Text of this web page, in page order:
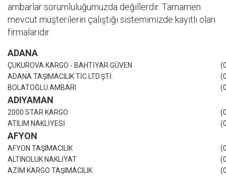
ambarlar sorumluluğumuzda değillerdir. Tamamen
mevcut müşterilerin çalıştığı sistemimizde kayıtlı olan
firmalarıdır.
ADANA
ÇUKUROVA KARGO - BAHTİYAR GÜVEN
ADANA TAŞIMACILIK TİC.LTD.ŞTİ.
BOLATOĞLU AMBARI
ADIYAMAN
2000 STAR KARGO
ATILIM NAKLİYESİ
AFYON
AFYON TAŞIMACILIK
ALTINOLUK NAKLİYAT
AZİM KARGO TAŞIMACILIK